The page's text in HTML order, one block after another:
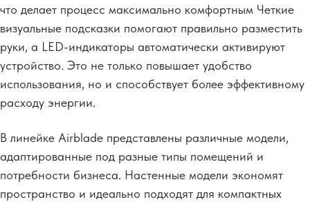
что делает процесс максимально комфортным Четкие
визуальные подсказки помогают правильно разместить
руки, а LED-индикаторы автоматически активируют
устройство. Это не только повышает удобство
использования, но и способствует более эффективному
расходу энергии.
В линейке Airblade представлены различные модели,
адаптированные под разные типы помещений и
потребности бизнеса. Настенные модели экономят
пространство и идеально подходят для компактных